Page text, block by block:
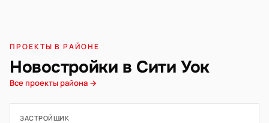
ПРОЕКТЫ В РАЙОНЕ
Новостройки в Сити Уок
Все проекты района →
ЗАСТРОЙЩИК